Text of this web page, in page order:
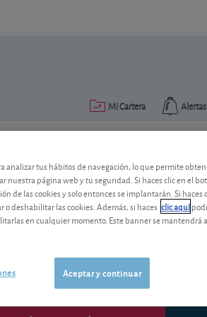
Alertas
Mi Cartera
a la búsqueda de
española busca
analizar tus hábitos de navegación, lo que permite
nuestra página web y tu seguridad. Si haces clic en el
de las cookies y solo entonces se implantarán. Si haces
deshabilitar las cookies. Además, si haces clic aquí
en cualquier momento. Este banner se mantendrá
Aceptar y continuar